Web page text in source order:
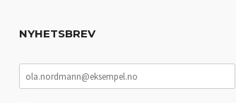
NYHETSBREV